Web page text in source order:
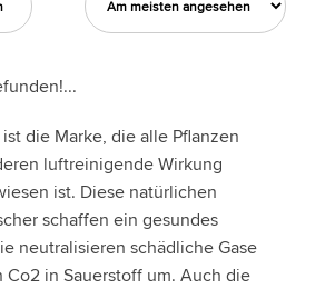
die Marke, die alle Pflanzen
luftreinigende Wirkung
ist. Diese natürlichen
schaffen ein gesundes
neutralisieren schädliche Gase
Co2 in Sauerstoff um. Auch die